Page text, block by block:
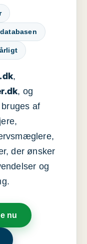
,
, og
bruges af
der ønsker
og
nu